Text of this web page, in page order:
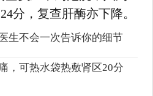
分，复查肝酶亦下降。
生不会一次告诉你的细节
，可热水袋热敷肾区20分